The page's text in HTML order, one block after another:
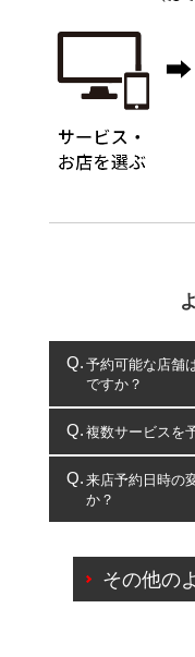
予約可能な店舗
ですか？
コクピット・タ
複数サービスを
複数サービスの
一部の商品・サー
出来ないものもござ
来店予約日時の
か？
ご来店予約日の
の日時変更につ
その他の